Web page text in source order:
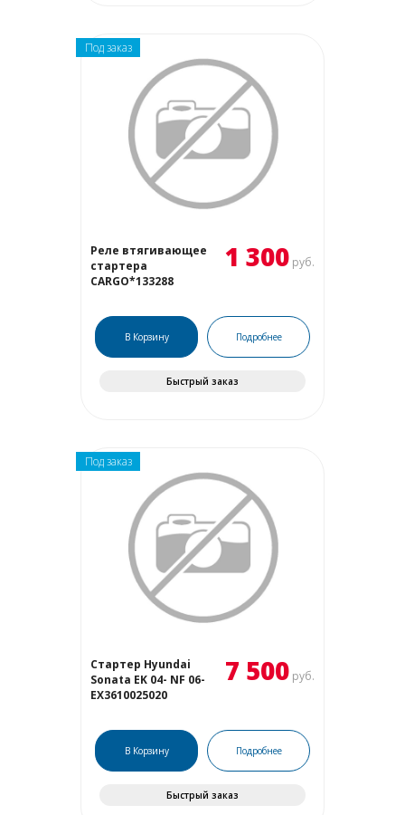
Под заказ
Реле втягивающее
стартера
CARGO*133288
1 300 руб.
В Корзину Подробнее
Быстрый заказ
Под заказ
Стартер Hyundai
Sonata EK 04- NF 06-
EX3610025020
7 500 руб.
В Корзину Подробнее
Быстрый заказ